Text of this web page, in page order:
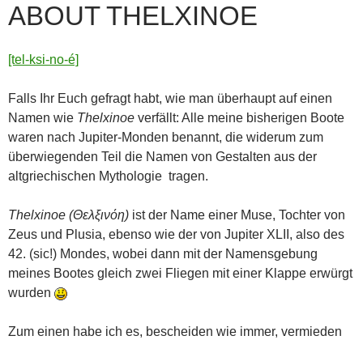
ABOUT THELXINOE
[tel-ksi-no-é]
Falls Ihr Euch gefragt habt, wie man überhaupt auf einen
Namen wie Thelxinoe verfällt: Alle meine bisherigen Boote
waren nach Jupiter-Monden benannt, die widerum zum
überwiegenden Teil die Namen von Gestalten aus der
altgriechischen Mythologie tragen.
Thelxinoe (Θελξινόη) ist der Name einer Muse, Tochter von
Zeus und Plusia, ebenso wie der von Jupiter XLII, also des
42. (sic!) Mondes, wobei dann mit der Namensgebung
meines Bootes gleich zwei Fliegen mit einer Klappe erwürgt
wurden
Zum einen habe ich es, bescheiden wie immer, vermieden